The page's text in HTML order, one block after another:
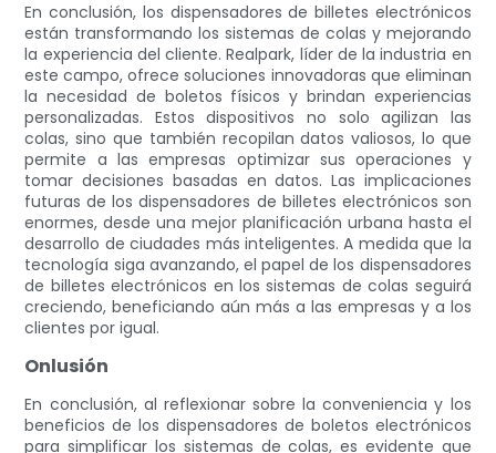
En conclusión, los dispensadores de billetes electrónicos
están transformando los sistemas de colas y mejorando
la experiencia del cliente. Realpark, líder de la industria en
este campo, ofrece soluciones innovadoras que eliminan
la necesidad de boletos físicos y brindan experiencias
personalizadas. Estos dispositivos no solo agilizan las
colas, sino que también recopilan datos valiosos, lo que
permite a las empresas optimizar sus operaciones y
tomar decisiones basadas en datos. Las implicaciones
futuras de los dispensadores de billetes electrónicos son
enormes, desde una mejor planificación urbana hasta el
desarrollo de ciudades más inteligentes. A medida que la
tecnología siga avanzando, el papel de los dispensadores
de billetes electrónicos en los sistemas de colas seguirá
creciendo, beneficiando aún más a las empresas y a los
clientes por igual.
Onlusión
En conclusión, al reflexionar sobre la conveniencia y los
beneficios de los dispensadores de boletos electrónicos
para simplificar los sistemas de colas, es evidente que